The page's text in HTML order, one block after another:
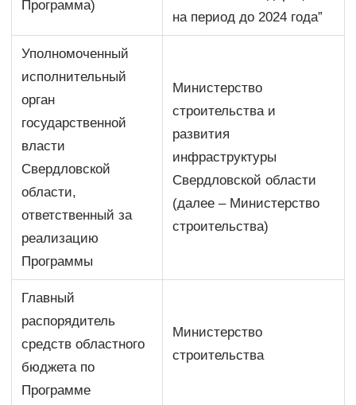
Программа)
на период до 2024 года”
Уполномоченный
исполнительный
орган
государственной
власти
Свердловской
области,
ответственный за
реализацию
Программы
Министерство
строительства и
развития
инфраструктуры
Свердловской области
(далее – Министерство
строительства)
Главный
распорядитель
средств областного
бюджета по
Программе
Министерство
строительства